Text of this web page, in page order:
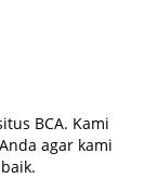
BCA. Kami
agar kami